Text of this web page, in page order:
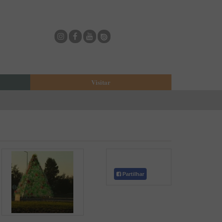
Visitar
Casa-Museu Solheiro Madureira
Eventos
Onde Comer
Partilhar